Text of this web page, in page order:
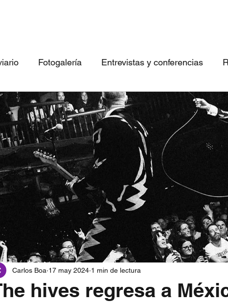
Fotogalería Entrevistas y conferencias
Las 3 canciones imperdibles
eres según tu...
hives regresa a
Carlos Boa 17 may 2024 1 min de lectura